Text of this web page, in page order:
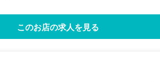
このお店の求人を見る